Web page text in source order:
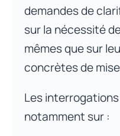
demandes de
sur la nécessité
mêmes que sur
concrètes de
Les
notamment sur :